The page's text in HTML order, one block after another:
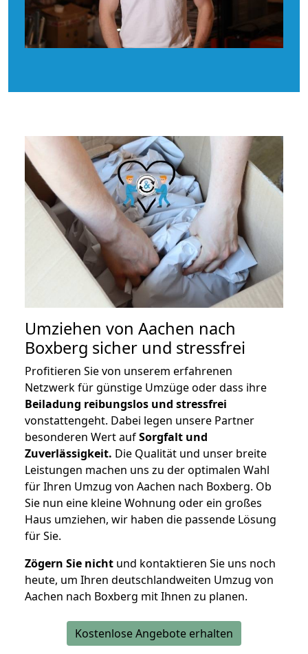
Umziehen von Aachen nach
Boxberg sicher und stressfrei
Profitieren Sie von unserem erfahrenen
Netzwerk für günstige Umzüge oder dass ihre
Beiladung reibungslos und stressfrei
vonstattengeht. Dabei legen unsere Partner
besonderen Wert aufSorgfalt und
Zuverlässigkeit. Die Qualität und unser breite
Leistungen machen uns zu der optimalen Wahl
für Ihren Umzug von Aachen nach Boxberg. Ob
Sie nun eine kleine Wohnung oder ein großes
Haus umziehen, wir haben die passende Lösung
für Sie.
Zögern Sie nicht und kontaktieren Sie uns noch
heute, um Ihren deutschlandweiten Umzug von
Aachen nach Boxberg mit Ihnen zu planen.
Kostenlose Angebote erhalten